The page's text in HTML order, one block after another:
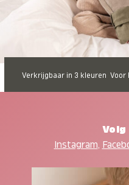
Verkrijgbaar in 3 kleuren Voor
Volg
Instagram,